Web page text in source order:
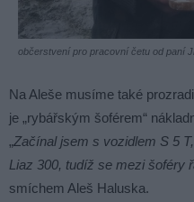
občerstvení pro pracovní četu od paní
Na Aleše musíme také
je „rybářským šoférem“
„Začínal jsem s vozidlem S 5
Liaz 300, tudíž se mezi šoféry
smíchem Aleš Haluska.